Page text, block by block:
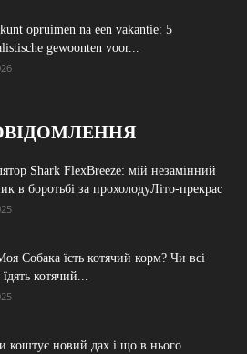
opruimen na een vakantie: 5
gewoonten voor...
Shark FlexBreeze: мій незамінний
в боротьбі за прохолодуЛіто-прекрас
Собака їсть котячий корм? Чи всі
котячий...
коштує новий дах і що в нього